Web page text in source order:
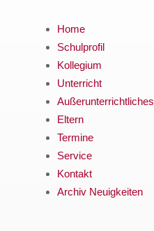
Home
Schulprofil
Kollegium
Unterricht
Außerunterrichtliches
Eltern
Termine
Service
Kontakt
Archiv Neuigkeiten